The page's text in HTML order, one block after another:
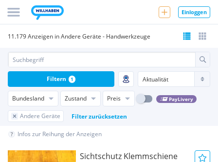
Einloggen
11.179 Anzeigen in Andere Geräte - Handwerkzeuge
Bundesland Zustand Preis PayLivery
Andere Geräte Filter zurücksetzen
Filtern 1
Infos zur Reihung der Anzeigen
Sichtschutz Klemmschiene